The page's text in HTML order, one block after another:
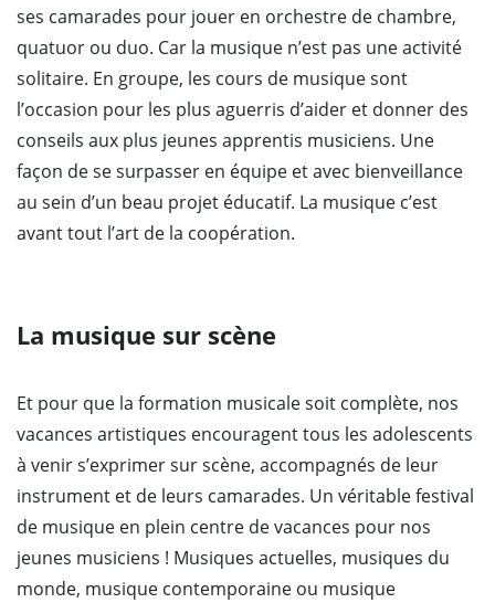
ses camarades pour jouer en orchestre de chambre,
quatuor ou duo. Car la musique n’est pas une activité
solitaire. En groupe, les cours de musique sont
l’occasion pour les plus aguerris d’aider et donner des
conseils aux plus jeunes apprentis musiciens. Une
façon de se surpasser en équipe et avec bienveillance
au sein d’un beau projet éducatif. La musique c’est
avant tout l’art de la coopération.
La musique sur scène
Et pour que la formation musicale soit complète, nos
vacances artistiques encouragent tous les adolescents
à venir s’exprimer sur scène, accompagnés de leur
instrument et de leurs camarades. Un véritable festival
de musique en plein centre de vacances pour nos
jeunes musiciens ! Musiques actuelles, musiques du
monde, musique contemporaine ou musique